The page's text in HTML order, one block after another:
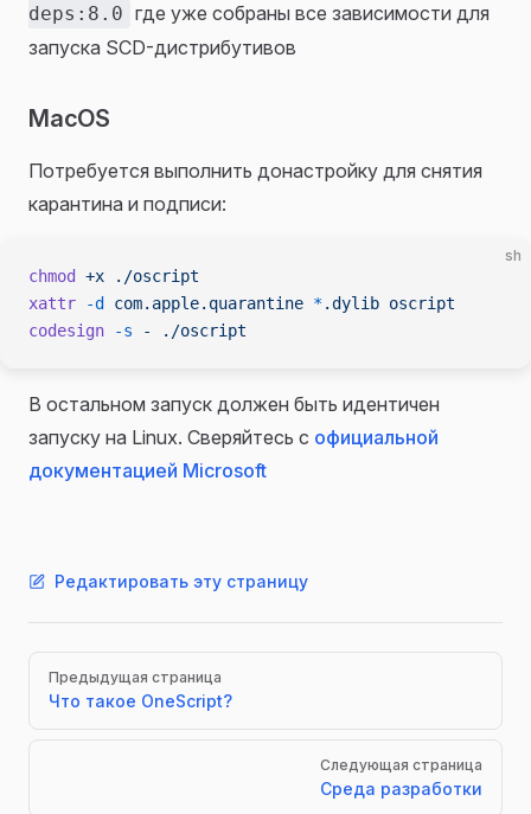
deps:8.0 где уже собраны все зависимости для
запуска SCD-дистрибутивов
MacOS
Потребуется выполнить донастройку для снятия
карантина и подписи:
sh
chmod +x ./oscript
xattr -d com.apple.quarantine *.dylib oscript
codesign -s - ./oscript
В остальном запуск должен быть идентичен
запуску на Linux. Сверяйтесь с официальной
документацией Microsoft
Редактировать эту страницу
Pager
Предыдущая страница
Что такое OneScript?
Следующая страница
Среда разработки